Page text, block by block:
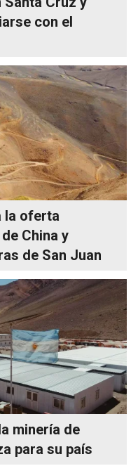
con el
la oferta
China y
de San Juan
minería de
para su país